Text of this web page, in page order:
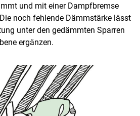
und mit einer Dampfbremse
noch fehlende Dämmstärke lässt
unter den gedämmten Sparren
ergänzen.